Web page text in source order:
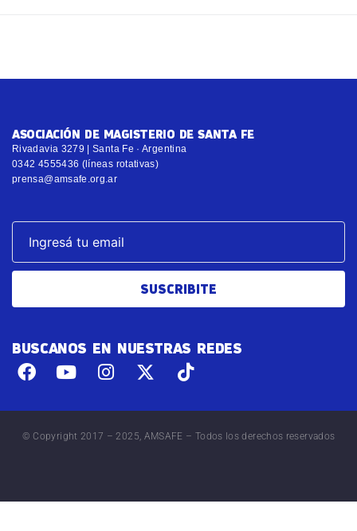
prensa@amsafe.org.ar
BUSCANOS EN NUESTRAS REDES